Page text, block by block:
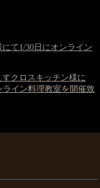
て1/30日にオンライン
クロスキッチン様に
ライン料理教室を開催致